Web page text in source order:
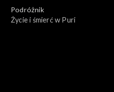
Podróżnik
Życie i śmierć w Puri